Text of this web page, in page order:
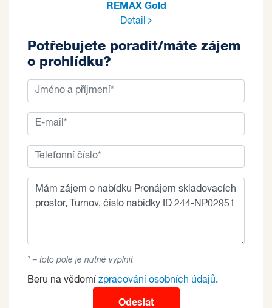
REMAX Gold
Detail
Potřebujete poradit/máte zájem
o prohlídku?
* – toto pole je nutné vyplnit
Beru na vědomí zpracování osobních údajů.
Odeslat